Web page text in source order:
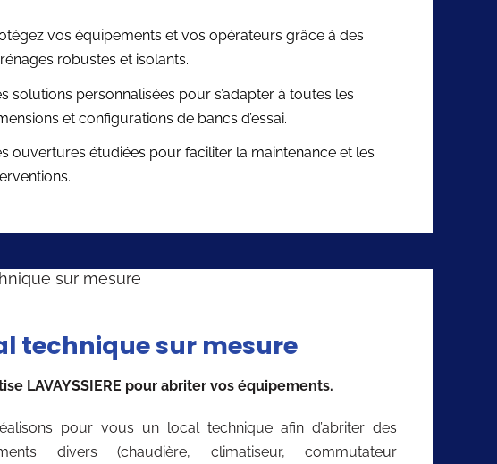
vos équipements et vos opérateurs grâce à des
robustes et isolants.
solutions personnalisées pour s’adapter à toutes les
et configurations de bancs d’essai.
ouvertures étudiées pour faciliter la maintenance et les
technique sur mesure
LAVAYSSIERE pour abriter vos équipements.
pour vous un local technique afin d’abriter des
divers (chaudière, climatiseur, commutateur